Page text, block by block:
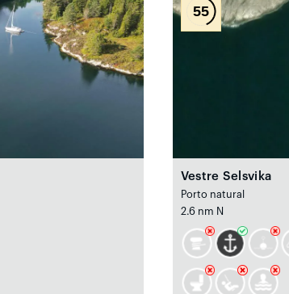
55
Vestre Selsvika
Porto natural
2.6 nm N